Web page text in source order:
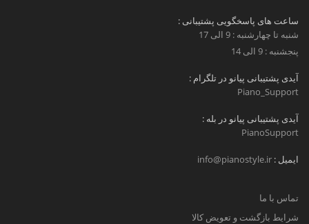
ساعت های پاسخگویی پشتیبانی :
شنبه تا چهارشنبه : 9 الی 17
پنجشنبه : 9 الی 14
آیدی پشتیبانی پیانو در تلگرام :
Piano_Support
آیدی پشتیبانی پیانو در بله :
PianoSupport
ایمیل : info@pianostyle.ir
تماس با ما
شرایط بازگشت و تعویض کالا